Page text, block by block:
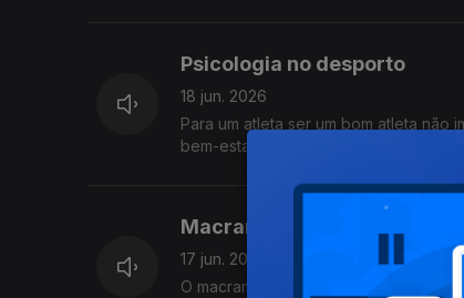
Psicologia no desporto
18 jun. 2026
Para um atleta ser um bom atleta
bem-estar psicológico para corpo e
Macramé
17 jun. 2026
O macramé voltou a ganhar espaço